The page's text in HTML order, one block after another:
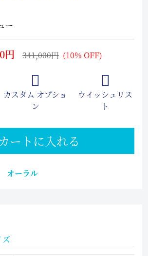
ー
円 341,000円 (10% OFF)
カスタム オプショ
ン
ウイッシュリス
ト
カートに入れる
オーラル
ズ